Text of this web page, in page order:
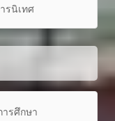
รนิเทศ
ารศึกษา